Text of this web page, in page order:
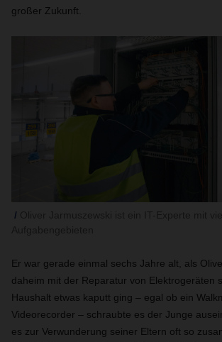
großer Zukunft.
Er war gerade einmal sechs Jahre alt, als
daheim mit der Reparatur von Elektrogeräten
Haushalt etwas kaputt ging – egal ob ein
Videorecorder – schraubte es der Junge
es zur Verwunderung seiner Eltern oft so